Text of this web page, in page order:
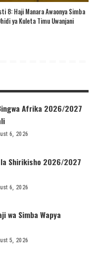
8: Haji Manara Awaonya Simba
ya Kuleta Timu Uwanjani
Afrika 2026/2027
6, 2026
Shirikisho 2026/2027
6, 2026
wa Simba Wapya
5, 2026